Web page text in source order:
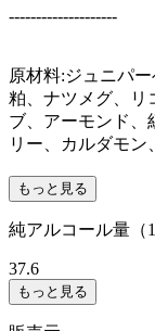
--------------------
原材料:ジュニパ
粕、ナツメグ、リ
ブ、アーモンド、
リー、カルダモン
もっと見る
純アルコール量（
37.6
もっと見る